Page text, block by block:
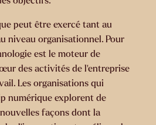
peut être exercé tant au
niveau organisationnel. Pour
est le moteur de
des activités de l'entreprise
Les organisations qui
numérique explorent de
façons dont la